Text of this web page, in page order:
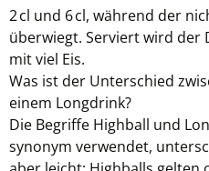
2 cl und 6 cl, während der
überwiegt. Serviert wird der
mit viel Eis.
Was ist der Unterschied
einem Longdrink?
Die Begriffe Highball und
synonym verwendet,